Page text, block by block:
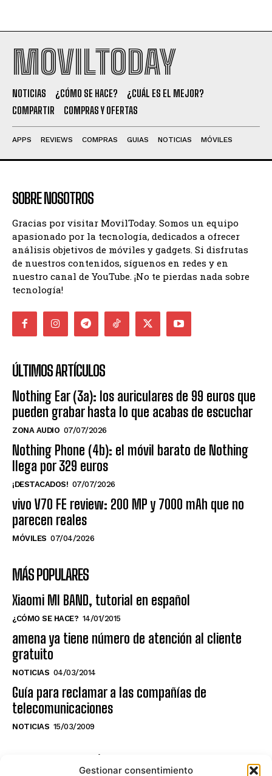
Gestionar consentimiento
MOVILTODAY
NOTICIAS ¿CÓMO SE HACE?
¿CUÁL ES EL MEJOR?
COMPARTIR
COMPRAS Y OFERTAS
APPS REVIEWS COMPRAS GUIAS NOTICIAS MÓVILES
SOBRE NOSOTROS
Gracias por visitar MovilToday. Somos un equipo
apasionado por la tecnología, dedicados a ofrecer
análisis objetivos de móviles y gadgets. Si disfrutas
de nuestros contenidos, síguenos en redes y en
nuestro canal de YouTube. ¡No te pierdas nada sobre
tecnología!
ÚLTIMOS ARTÍCULOS
Nothing Ear (3a): los auriculares de 99 euros que
pueden grabar hasta lo que acabas de escuchar
ZONA AUDIO 07/07/2026
Nothing Phone (4b): el móvil barato de Nothing
llega por 329 euros
¡DESTACADOS! 07/07/2026
vivo V70 FE review: 200 MP y 7000 mAh que no
parecen reales
MÓVILES 07/04/2026
MÁS POPULARES
Xiaomi MI BAND, tutorial en español
¿CÓMO SE HACE? 14/01/2015
amena ya tiene número de atención al cliente
gratuito
NOTICIAS 04/03/2014
Guía para reclamar a las compañías de
telecomunicaciones
NOTICIAS 15/03/2009
NO TE PIERDAS LO ÚLTIMO DEL CANAL